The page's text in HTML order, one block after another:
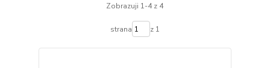
Zobrazuji 1-4 z 4
strana z 1